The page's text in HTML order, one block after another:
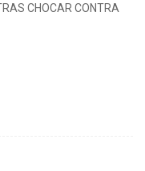
CHOCAR CONTRA